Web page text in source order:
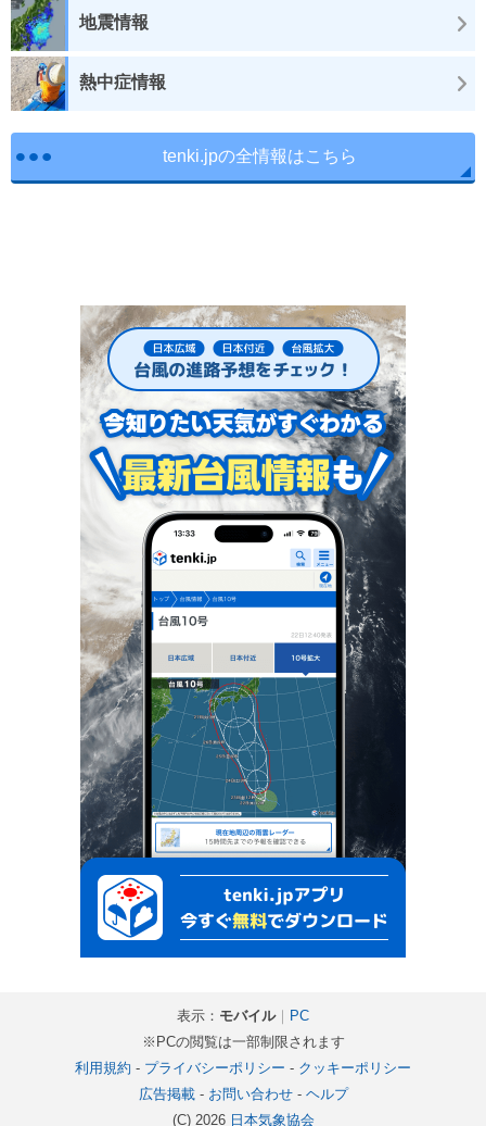
地震情報
熱中症情報
tenki.jpの全情報はこちら
表示： モバイル｜
PC
※PCの閲覧は一部制限されます
利用規約 - プライバシーポリシー - クッキーポリシー
広告掲載- お問い合わせ- ヘルプ
(C) 2026 日本気象協会